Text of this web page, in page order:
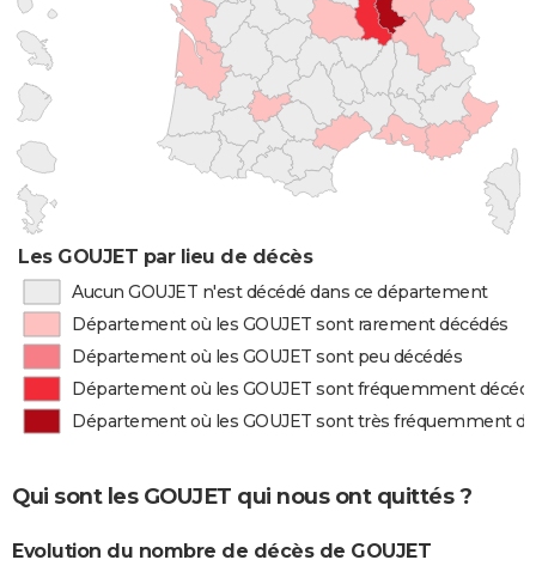
Les GOUJET par lieu de décès
Aucun GOUJET n'est décédé dans ce département
Département où les GOUJET sont rarement décédés
Département où les GOUJET sont peu décédés
Département où les GOUJET sont fréquemment
Département où les GOUJET sont très fréquemment
Qui sont les GOUJET qui nous ont quittés ?
Evolution du nombre de décès de GOUJET